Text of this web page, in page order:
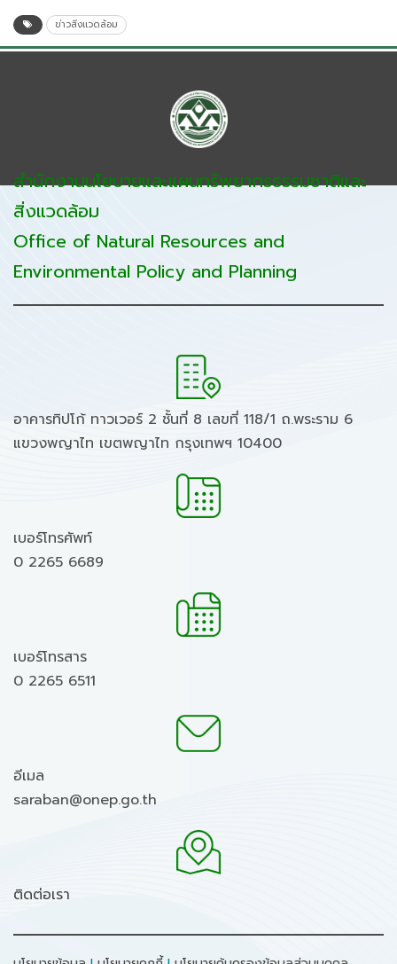
ข่าวสิ่งแวดล้อม
สำนักงานนโยบายและแผนทรัพยากรธรรมชาติและ
สิ่งแวดล้อม
Office of Natural Resources and
Environmental Policy and Planning
อาคารทิปโก้ ทาวเวอร์ 2 ชั้นที่ 8 เลขที่ 118/1 ถ.พระราม 6
แขวงพญาไท เขตพญาไท กรุงเทพฯ 10400
เบอร์โทรศัพท์
0 2265 6689
เบอร์โทรสาร
0 2265 6511
อีเมล
saraban@onep.go.th
ติดต่อเรา